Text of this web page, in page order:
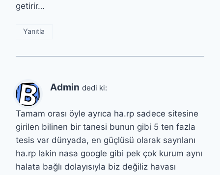
getirir…
Yanıtla
Admin dedi ki:
Tamam orası öyle ayrıca ha.rp sadece sitesine
girilen bilinen bir tanesi bunun gibi 5 ten fazla
tesis var dünyada, en güçlüsü olarak sayrılanı
ha.rp lakin nasa google gibi pek çok kurum aynı
halata bağlı dolayısıyla biz değiliz havası